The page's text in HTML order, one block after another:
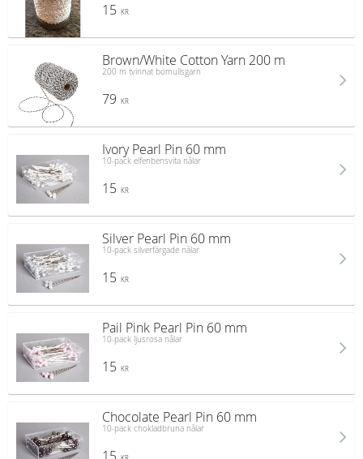
15 KR
Brown/White Cotton Yarn 200 m
200 m tvinnat bomullsgarn
79 KR
Ivory Pearl Pin 60 mm
10-pack elfenbensvita nålar
15 KR
Silver Pearl Pin 60 mm
10-pack silverfärgade nålar
15 KR
Pail Pink Pearl Pin 60 mm
10-pack ljusrosa nålar
15 KR
Chocolate Pearl Pin 60 mm
10-pack chokladbruna nålar